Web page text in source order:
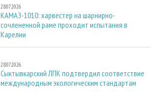
28.07.2026
КАМАЗ-1010: харвестер на шарнирно-
сочлененной раме проходит испытания в
Карелии
28.07.2026
Сыктывкарский ЛПК подтвердил соответствие
международным экологическим стандартам